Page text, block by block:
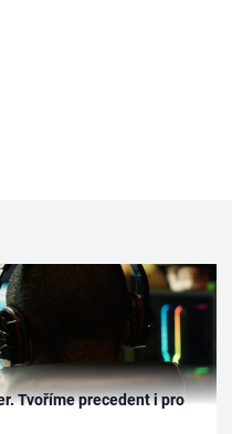
Tvoříme precedent i pro